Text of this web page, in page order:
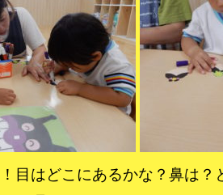
はどこにあるかな？鼻は？